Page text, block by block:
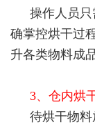
操作人员
确掌控烘干过
升各类物料成
3、仓内烘
待烘干物